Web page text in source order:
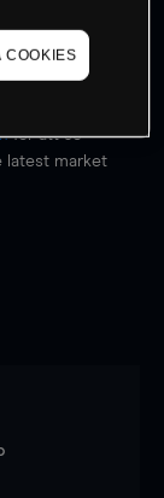
för att se
latest market
COOKIES